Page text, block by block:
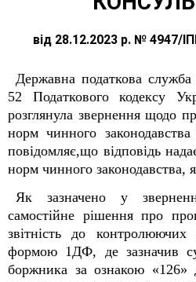
від 28.12.2023 р. № 4947/
Державна податкова
52 Податкового кодексу
розглянула звернення щодо
норм чинного
повідомляє,що відповідь
норм чинного законодавства,
Як зазначено у
самостійне рішення про
звітність до контролюючих
формою 1ДФ, де зазначив
боржника за ознакою «126»